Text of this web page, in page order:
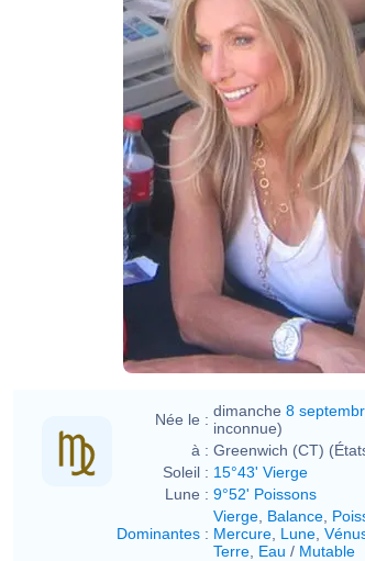
Née le : dimanche 8
inconnue)
à : Greenwich (CT)
Soleil : 15°43' Vierge
Lune : 9°52' Poissons
Dominantes :
Vierge Balance
Mercure Lune
Terre Eau / Mutable